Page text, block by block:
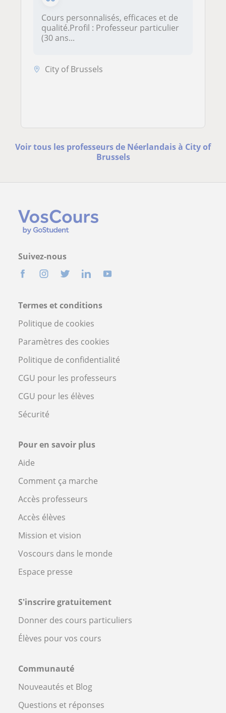
Cours personnalisés, efficaces et de
qualité.Profil : Professeur particulier
(30 ans...
City of Brussels
Voir tous les professeurs de Néerlandais à City of
Brussels
Suivez-nous
Termes et conditions
Politique de cookies
Paramètres des cookies
Politique de confidentialité
CGU pour les professeurs
CGU pour les élèves
Sécurité
Pour en savoir plus
Aide
Comment ça marche
Accès professeurs
Accès élèves
Mission et vision
Voscours dans le monde
Espace presse
S'inscrire gratuitement
Donner des cours particuliers
Élèves pour vos cours
Communauté
Nouveautés et Blog
Questions et réponses